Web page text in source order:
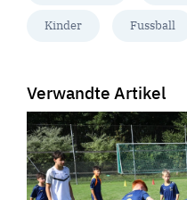
Kinder Fussball
Verwandte Artikel